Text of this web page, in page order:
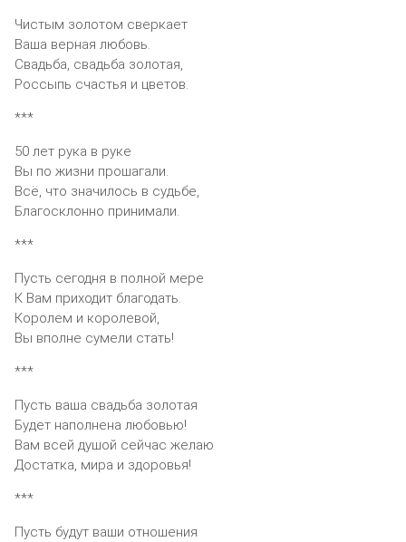
Чистым золотом сверкает
Ваша верная любовь.
Свадьба, свадьба золотая,
Россыпь счастья и цветов.
***
50 лет рука в руке
Вы по жизни прошагали.
Всё, что значилось в судьбе,
Благосклонно принимали.
***
Пусть сегодня в полной мере
К Вам приходит благодать.
Королем и королевой,
Вы вполне сумели стать!
***
Пусть ваша свадьба золотая
Будет наполнена любовью!
Вам всей душой сейчас желаю
Достатка, мира и здоровья!
***
Пусть будут ваши отношения